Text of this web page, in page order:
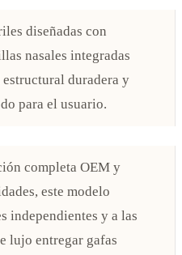
diseñadas con
nasales integradas
duradera y
para el usuario.
completa OEM y
este modelo
independientes y a las
lujo entregar gafas